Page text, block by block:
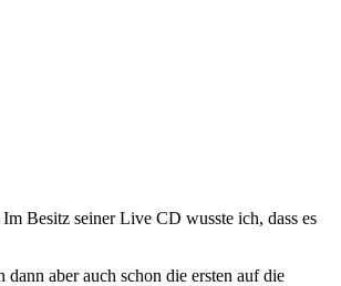
Besitz seiner Live CD wusste ich, dass es
aber auch schon die ersten auf die